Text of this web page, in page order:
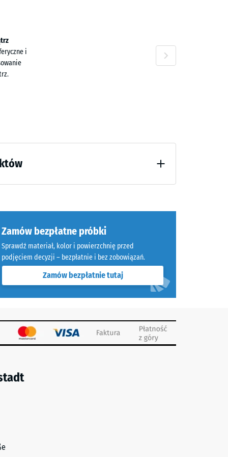
i
odciążenia (BS 7188)
R10
Zamów bezpłatne próbki
Sprawdź materiał, kolor i powierzchnię przed
podjęciem decyzji – bezpłatnie i bez zobowiązań.
Zamów bezpłatnie tutaj